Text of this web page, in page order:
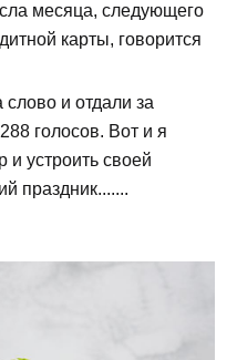
месяца, следующего
карты, говорится
и отдали за
голосов. Вот и я
и устроить своей
праздник.......